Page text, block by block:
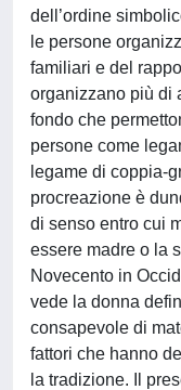
dell’ordine
le persone
familiari e del
organizzano più di
fondo che
persone come
legame di coppia-
procreazione è
di senso entro cui
essere madre o la
Novecento in
vede la donna
consapevole di
fattori che hanno
la tradizione. Il